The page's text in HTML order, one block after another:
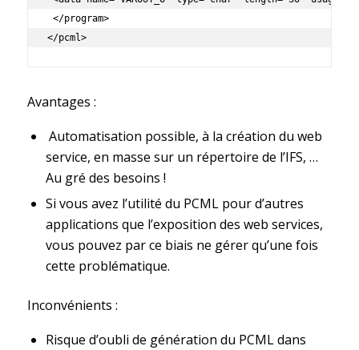
</program>
</pcml>
Avantages :
Automatisation possible, à la création du web
service, en masse sur un répertoire de l’IFS, …
Au gré des besoins !
Si vous avez l’utilité du PCML pour d’autres
applications que l’exposition des web services,
vous pouvez par ce biais ne gérer qu’une fois
cette problématique.
Inconvénients :
Risque d’oubli de génération du PCML dans